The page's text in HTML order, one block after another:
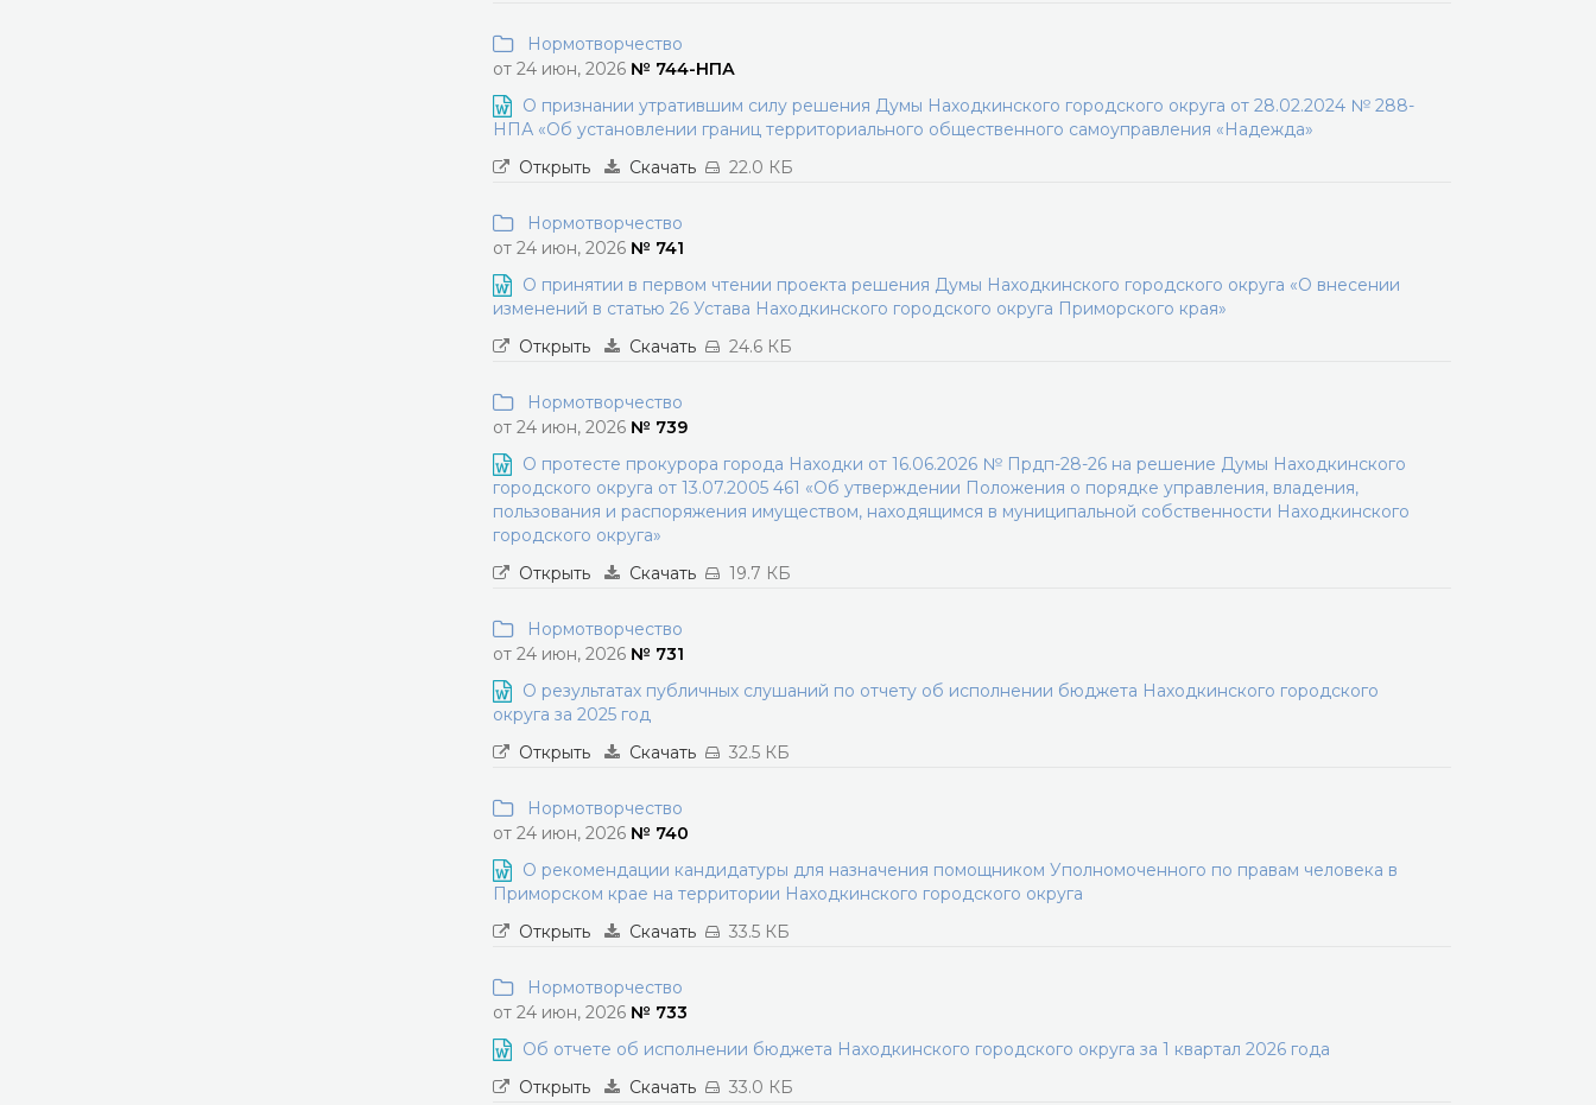
Нормотворчество
от 24 июн, 2026 № 744-НПА
О признании утратившим силу решения Думы Находкинского городского округа от 28.02.2024 № 288-
НПА «Об установлении границ территориального общественного самоуправления «Надежда»
Открыть
Скачать 22.0 КБ
Нормотворчество
от 24 июн, 2026 № 741
О принятии в первом чтении проекта решения Думы Находкинского городского округа «О внесении
изменений в статью 26 Устава Находкинского городского округа Приморского края»
Открыть
Скачать 24.6 КБ
Нормотворчество
от 24 июн, 2026 № 739
О протесте прокурора города Находки от 16.06.2026 № Прдп-28-26 на решение Думы Находкинского
городского округа от 13.07.2005 461 «Об утверждении Положения о порядке управления, владения,
пользования и распоряжения имуществом, находящимся в муниципальной собственности Находкинского
городского округа»
Открыть
Скачать 19.7 КБ
Нормотворчество
от 24 июн, 2026 № 731
О результатах публичных слушаний по отчету об исполнении бюджета Находкинского городского
округа за 2025 год
Открыть
Скачать 32.5 КБ
Нормотворчество
от 24 июн, 2026 № 740
О рекомендации кандидатуры для назначения помощником Уполномоченного по правам человека в
Приморском крае на территории Находкинского городского округа
Открыть
Скачать 33.5 КБ
Нормотворчество
от 24 июн, 2026 № 733
Об отчете об исполнении бюджета Находкинского городского округа за 1 квартал 2026 года
Открыть
Скачать 33.0 КБ